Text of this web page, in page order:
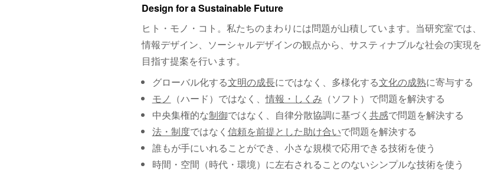
Design for a Sustainable Future
ヒト・モノ・コト。私たちのまわりには問題が山積しています。当研究室では、
情報デザイン、ソーシャルデザインの観点から、サスティナブルな社会の実現を
目指す提案を行います。
グローバル化する文明の成長にではなく、多様化する文化の成熟に寄与する
モノ （ハード）ではなく、情報・しくみ （ソフト）で問題を解決する
中央集権的な制御ではなく、自律分散協調に基づく 共感で問題を解決する
法・制度ではなく 信頼を前提とした助け合いで問題を解決する
誰もが手にいれることができ、小さな規模で応用できる技術を使う
時間・空間（時代・環境）に左右されることのないシンプルな技術を使う